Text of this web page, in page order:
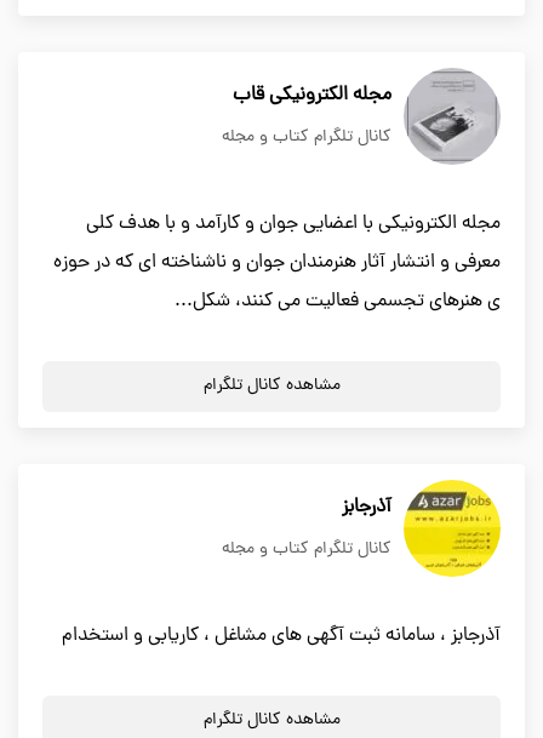
مجله الکترونیکی قاب
کانال تلگرام کتاب و مجله
مجله الکترونیکی با اعضایی جوان و کارآمد و با هدف کلی
معرفی و انتشار آثار هنرمندان جوان و ناشناخته ای که در حوزه
ی هنرهای تجسمی فعالیت می کنند، شکل...
مشاهده کانال تلگرام
آذرجابز
کانال تلگرام کتاب و مجله
آذرجابز ، سامانه ثبت آگهی های مشاغل ، کاریابی و استخدام
مشاهده کانال تلگرام